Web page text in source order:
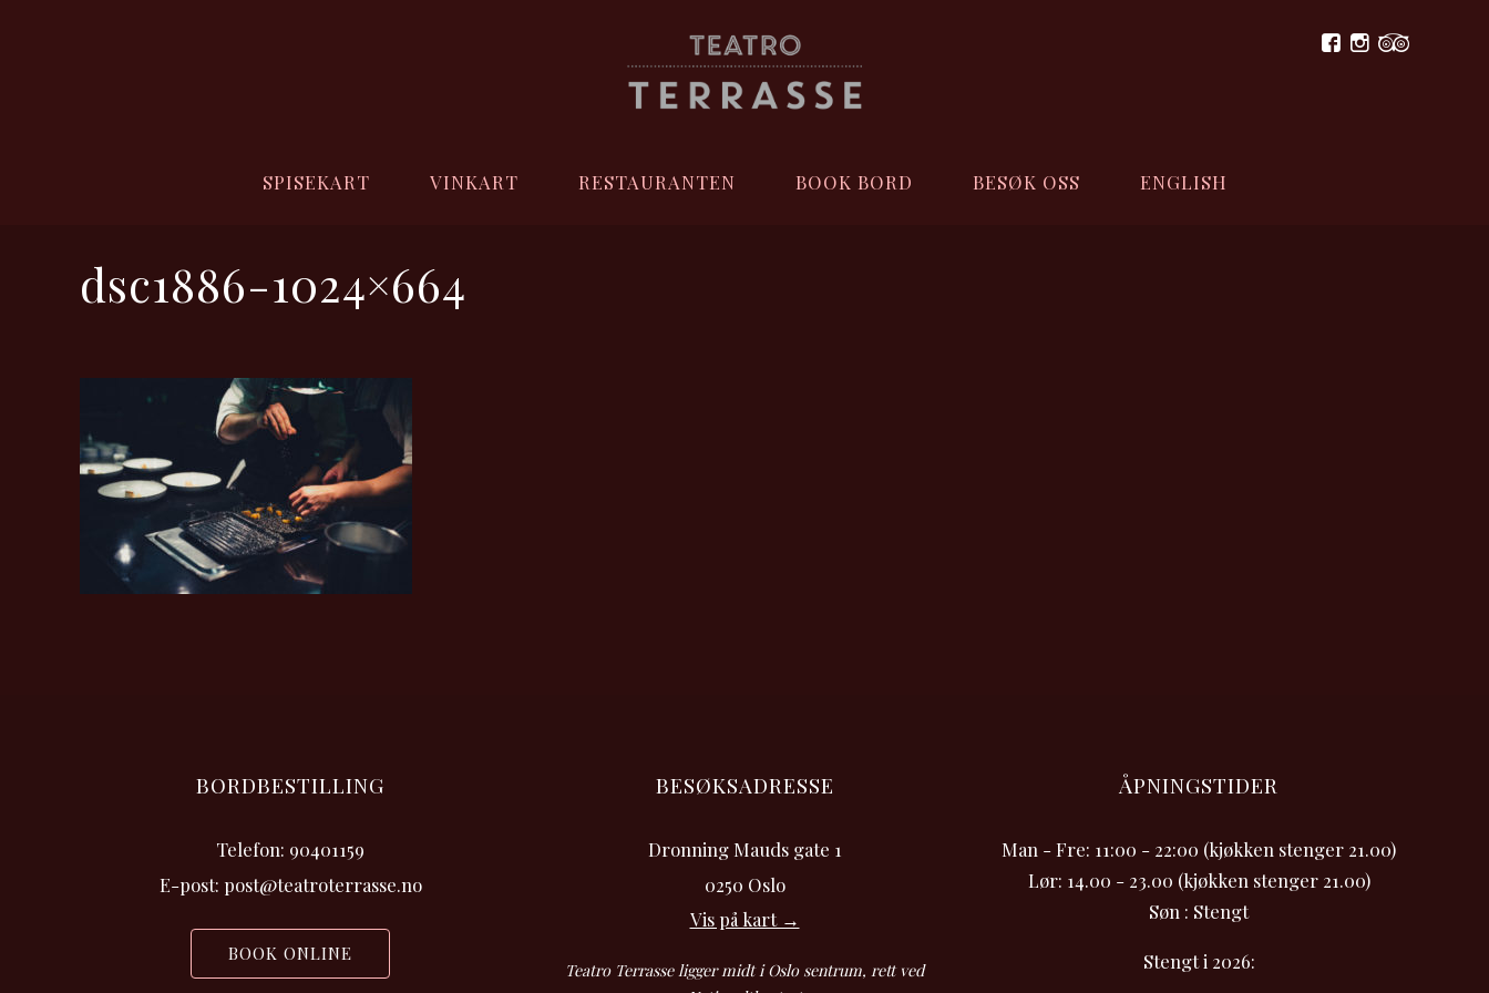
SPISEKART VINKART RESTAURANTEN BOOK BORD BESØK OSS ENGLISH
dsc1886-1024×664
BORDBESTILLING
Telefon: 90401159
E-post: post@teatroterrasse.no
BOOK ONLINE
BESØKSADRESSE
Dronning Mauds gate 1
0250 Oslo
Vis på kart →
Teatro Terrasse ligger midt i Oslo sentrum, rett ved
ÅPNINGSTIDER
Man - Fre: 11:00 - 22:00 (kjøkken stenger 21.00)
Lør: 14.00 - 23.00 (kjøkken stenger 21.00)
Søn : Stengt
Stengt i 2026: